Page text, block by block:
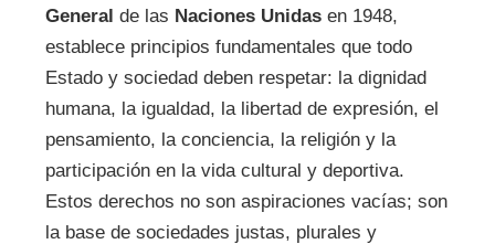
General de las Naciones Unidasen 1948,
establece principios fundamentales que todo
Estado y sociedad deben respetar: la dignidad
humana, la igualdad, la libertad de expresión, el
pensamiento, la conciencia, la religión y la
participación en la vida cultural y deportiva.
Estos derechos no son aspiraciones vacías; son
la base de sociedades justas, plurales y